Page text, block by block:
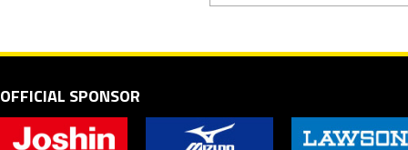
OFFICIAL SPONSOR